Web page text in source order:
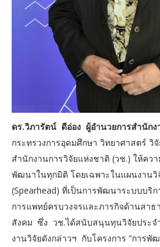
ดร.วิภารัตน์ ดีอ่อง ผู้อำนวยการสำนักง
กระทรวงการอุดมศึกษา วิทยาศาสตร์ วิ
สำนักงานการวิจัยแห่งชาติ (วช.) ให้คว
พัฒนาในทุกมิติ โดยเฉพาะในแผนงานวิ
(Spearhead) ที่เป็นการพัฒนาระบบบริ
การแพทย์ครบวงจรและภารกิจด้านสา
สังคม ซึ่ง วช.ได้สนับสนุนทุนวิจัยประจ
งานวิจัยดังกล่าวฯ กับโครงการ “การพั